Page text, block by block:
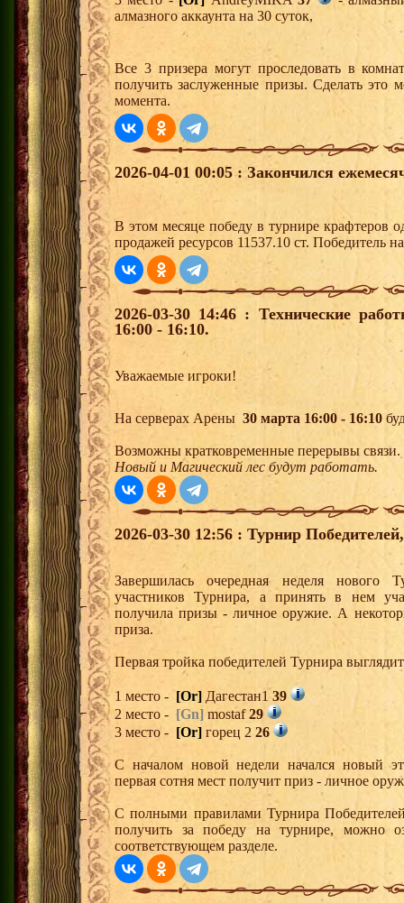
алмазного аккаунта на 30 суток,
Все 3 призера могут проследовать в
получить заслуженные призы. Сделать это
момента.
2026-04-01 00:05 : Закончился
В этом месяце победу в турнире крафтеров
продажей ресурсов 11537.10 ст. Победитель
2026-03-30 14:46 : Технические
16:00 - 16:10.
Уважаемые игроки!
На серверах Арены 30 марта 16:00 - 16:10
Возможны кратковременные перерывы связи.
Новый и Магический лес будут работать.
2026-03-30 12:56 : Турнир
Завершилась очередная неделя нового
участников Турнира, а принять в нем
получила призы - личное оружие. А
приза.
Первая тройка победителей Турнира
1 место - [Or] Дагестан1 39
2 место - [Gn] mostaf29
3 место - [Or] горец 2 26
С началом новой недели начался новый
первая сотня мест получит приз - личное
С полными правилами Турнира
получить за победу на турнире, можно
соответствующем разделе.